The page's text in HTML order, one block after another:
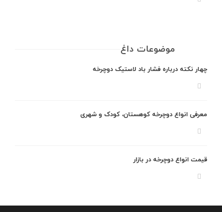
موضوعات داغ
چهار نکته درباره فشار باد لاستیک دوچرخه
معرفی انواع دوچرخه کوهستان، کودک و شهری
قیمت انواع دوچرخه در بازار